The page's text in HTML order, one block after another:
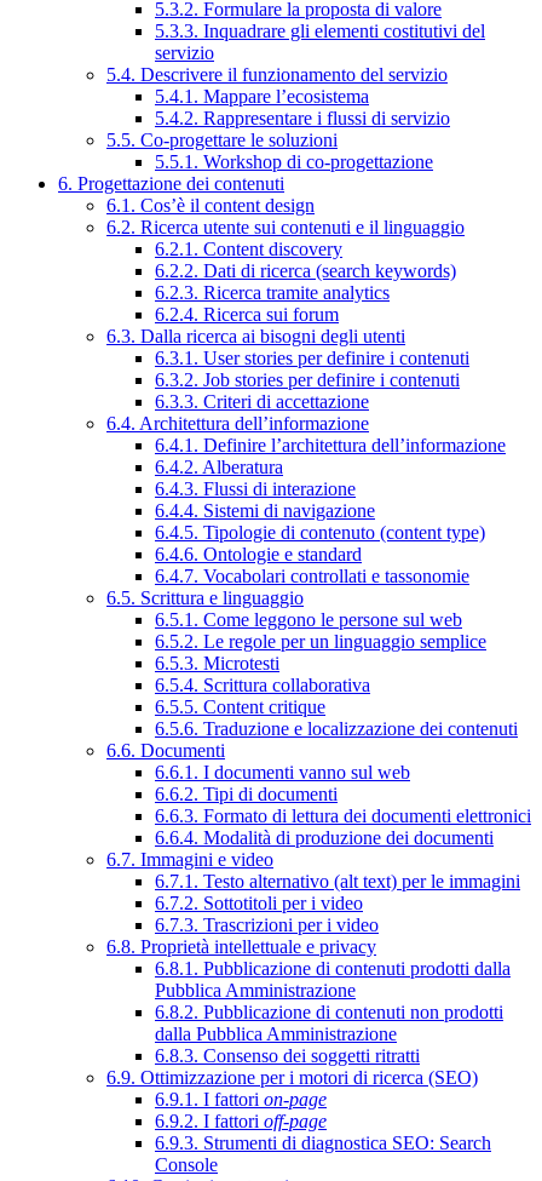
5.3.2. Formulare la proposta di valore
5.3.3. Inquadrare gli elementi costitutivi del
servizio
5.4. Descrivere il funzionamento del servizio
5.4.1. Mappare l’ecosistema
5.4.2. Rappresentare i flussi di servizio
5.5. Co-progettare le soluzioni
5.5.1. Workshop di co-progettazione
6. Progettazione dei contenuti
6.1. Cos’è il content design
6.2. Ricerca utente sui contenuti e il linguaggio
6.2.1. Content discovery
6.2.2. Dati di ricerca (search keywords)
6.2.3. Ricerca tramite analytics
6.2.4. Ricerca sui forum
6.3. Dalla ricerca ai bisogni degli utenti
6.3.1. User stories per definire i contenuti
6.3.2. Job stories per definire i contenuti
6.3.3. Criteri di accettazione
6.4. Architettura dell’informazione
6.4.1. Definire l’architettura dell’informazione
6.4.2. Alberatura
6.4.3. Flussi di interazione
6.4.4. Sistemi di navigazione
6.4.5. Tipologie di contenuto (content type)
6.4.6. Ontologie e standard
6.4.7. Vocabolari controllati e tassonomie
6.5. Scrittura e linguaggio
6.5.1. Come leggono le persone sul web
6.5.2. Le regole per un linguaggio semplice
6.5.3. Microtesti
6.5.4. Scrittura collaborativa
6.5.5. Content critique
6.5.6. Traduzione e localizzazione dei contenuti
6.6. Documenti
6.6.1. I documenti vanno sul web
6.6.2. Tipi di documenti
6.6.3. Formato di lettura dei documenti elettronici
6.6.4. Modalità di produzione dei documenti
6.7. Immagini e video
6.7.1. Testo alternativo (alt text) per le immagini
6.7.2. Sottotitoli per i video
6.7.3. Trascrizioni per i video
6.8. Proprietà intellettuale e privacy
6.8.1. Pubblicazione di contenuti prodotti dalla
Pubblica Amministrazione
6.8.2. Pubblicazione di contenuti non prodotti
dalla Pubblica Amministrazione
6.8.3. Consenso dei soggetti ritratti
6.9. Ottimizzazione per i motori di ricerca (SEO)
6.9.1. I fattori on-page
6.9.2. I fattori off-page
6.9.3. Strumenti di diagnostica SEO: Search
Console